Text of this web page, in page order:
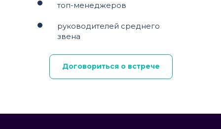
Договориться о встрече
топ-менеджеров
руководителей среднего
звена